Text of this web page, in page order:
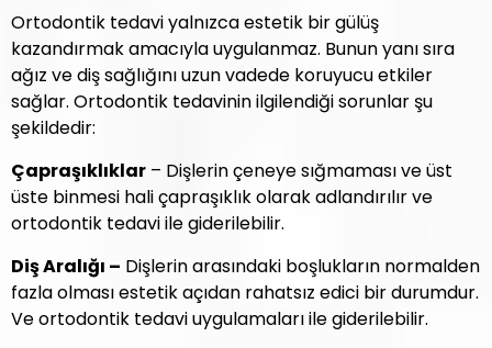
Ortodontik tedavi yalnızca estetik bir gülüş
kazandırmak amacıyla uygulanmaz. Bunun yanı sıra
ağız ve diş sağlığını uzun vadede koruyucu etkiler
sağlar. Ortodontik tedavinin ilgilendiği sorunlar şu
şekildedir:
Çapraşıklıklar – Dişlerin çeneye sığmaması ve üst
üste binmesi hali çapraşıklık olarak adlandırılır ve
ortodontik tedavi ile giderilebilir.
Diş Aralığı – Dişlerin arasındaki boşlukların normalden
fazla olması estetik açıdan rahatsız edici bir durumdur.
Ve ortodontik tedavi uygulamaları ile giderilebilir.